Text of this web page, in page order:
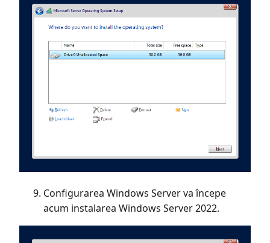
Configurarea Windows Server va începe
acum instalarea Windows Server 2022.